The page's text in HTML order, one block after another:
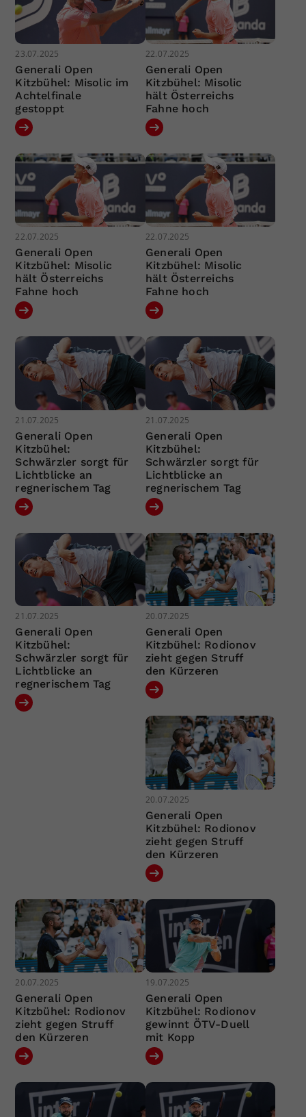
23.07.2025
Generali Open
Kitzbühel: Misolic im
Achtelfinale
gestoppt
22.07.2025
Generali Open
Kitzbühel: Misolic
hält Österreichs
Fahne hoch
22.07.2025
Generali Open
Kitzbühel: Misolic
hält Österreichs
Fahne hoch
22.07.2025
Generali Open
Kitzbühel: Misolic
hält Österreichs
Fahne hoch
21.07.2025
Generali Open
Kitzbühel:
Schwärzler sorgt für
Lichtblicke an
regnerischem Tag
21.07.2025
Generali Open
Kitzbühel:
Schwärzler sorgt für
Lichtblicke an
regnerischem Tag
21.07.2025
Generali Open
Kitzbühel:
Schwärzler sorgt für
Lichtblicke an
regnerischem Tag
20.07.2025
Generali Open
Kitzbühel: Rodionov
zieht gegen Struff
den Kürzeren
20.07.2025
Generali Open
Kitzbühel: Rodionov
zieht gegen Struff
den Kürzeren
20.07.2025
Generali Open
Kitzbühel: Rodionov
zieht gegen Struff
den Kürzeren
19.07.2025
Generali Open
Kitzbühel: Rodionov
gewinnt ÖTV-Duell
mit Kopp